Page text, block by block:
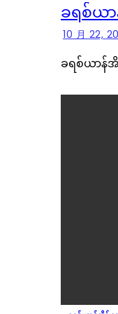
ခရစ်ယ
10 月 22,
ခရစ်ယာန်